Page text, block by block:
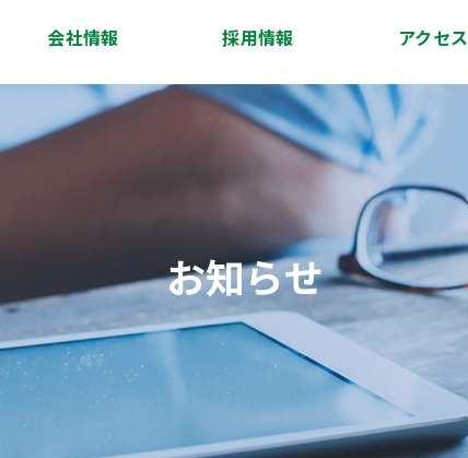
会社情報
スタッフ紹介
採用情報 アクセス
お知らせ